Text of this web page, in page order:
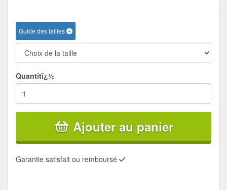
Guide des tailles
Quantitï¿½
Ajouter au panier
Garantie satisfait ou remboursé